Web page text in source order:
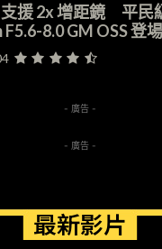
援 2x 增距鏡 平民
F5.6-8.0 GM OSS 登場
- 廣告 -
- 廣告 -
最新影片